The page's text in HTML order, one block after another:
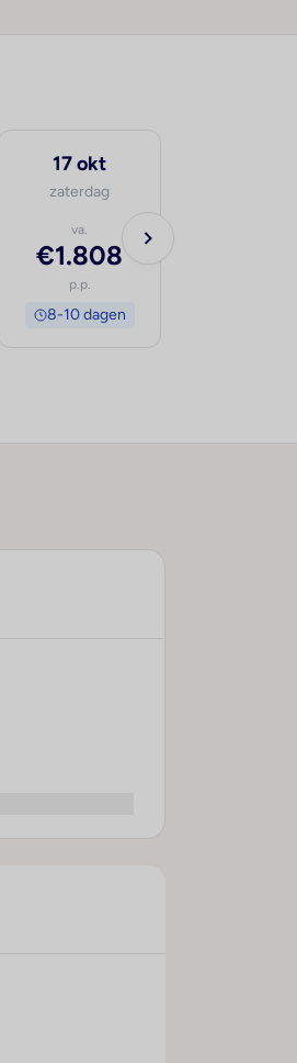
17 okt
zaterdag
va.
€1.808
p.p.
8-10 dagen